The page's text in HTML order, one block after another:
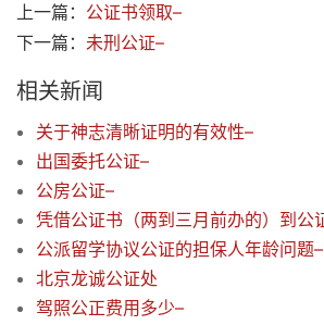
上一篇： 公证书领取–
下一篇： 未刑公证–
相关新闻
关于神志清晰证明的有效性–
出国委托公证–
公房公证–
公派留学协议公证的担保人年龄问题–
北京龙诚公证处
驾照公正费用多少–